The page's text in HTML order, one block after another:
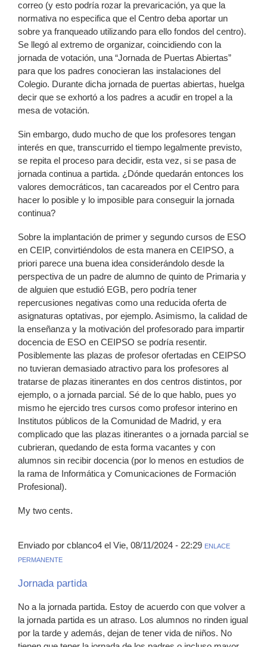
correo (y esto podría rozar la prevaricación, ya que la
normativa no especifica que el Centro deba aportar un
sobre ya franqueado utilizando para ello fondos del centro).
Se llegó al extremo de organizar, coincidiendo con la
jornada de votación, una “Jornada de Puertas Abiertas”
para que los padres conocieran las instalaciones del
Colegio. Durante dicha jornada de puertas abiertas, huelga
decir que se exhortó a los padres a acudir en tropel a la
mesa de votación.
Sin embargo, dudo mucho de que los profesores tengan
interés en que, transcurrido el tiempo legalmente previsto,
se repita el proceso para decidir, esta vez, si se pasa de
jornada continua a partida. ¿Dónde quedarán entonces los
valores democráticos, tan cacareados por el Centro para
hacer lo posible y lo imposible para conseguir la jornada
continua?
Sobre la implantación de primer y segundo cursos de ESO
en CEIP, convirtiéndolos de esta manera en CEIPSO, a
priori parece una buena idea considerándolo desde la
perspectiva de un padre de alumno de quinto de Primaria y
de alguien que estudió EGB, pero podría tener
repercusiones negativas como una reducida oferta de
asignaturas optativas, por ejemplo. Asimismo, la calidad de
la enseñanza y la motivación del profesorado para impartir
docencia de ESO en CEIPSO se podría resentir.
Posiblemente las plazas de profesor ofertadas en CEIPSO
no tuvieran demasiado atractivo para los profesores al
tratarse de plazas itinerantes en dos centros distintos, por
ejemplo, o a jornada parcial. Sé de lo que hablo, pues yo
mismo he ejercido tres cursos como profesor interino en
Institutos públicos de la Comunidad de Madrid, y era
complicado que las plazas itinerantes o a jornada parcial se
cubrieran, quedando de esta forma vacantes y con
alumnos sin recibir docencia (por lo menos en estudios de
la rama de Informática y Comunicaciones de Formación
Profesional).
My two cents.
Enviado por cblanco4 el Vie, 08/11/2024 - 22:29 ENLACE
PERMANENTE
Jornada partida
No a la jornada partida. Estoy de acuerdo con que volver a
la jornada partida es un atraso. Los alumnos no rinden igual
por la tarde y además, dejan de tener vida de niños. No